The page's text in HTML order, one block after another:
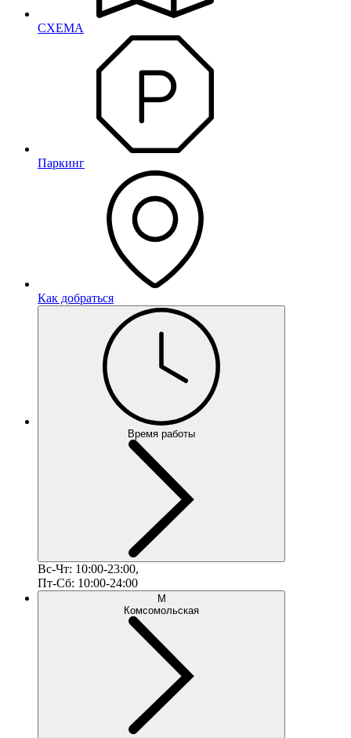
СХЕМА
Паркинг
Как добраться
Время работы
Вс-Чт: 10:00-23:00,
Пт-Сб: 10:00-24:00
М
Комсомольская